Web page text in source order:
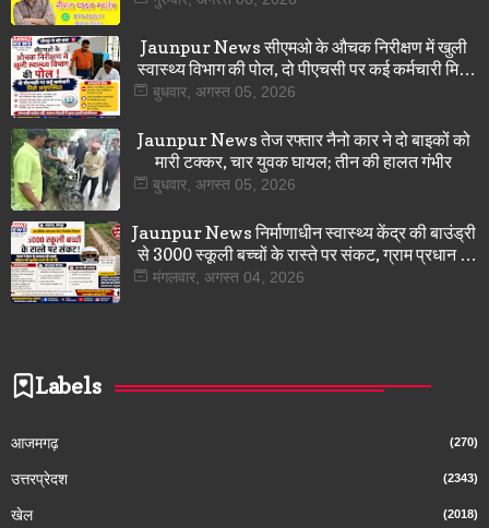
Jaunpur News सीएमओ के औचक निरीक्षण में खुली
स्वास्थ्य विभाग की पोल, दो पीएचसी पर कई कर्मचारी मिले
अनुपस्थित
बुधवार, अगस्त 05, 2026
Jaunpur News तेज रफ्तार नैनो कार ने दो बाइकों को
मारी टक्कर, चार युवक घायल; तीन की हालत गंभीर
बुधवार, अगस्त 05, 2026
Jaunpur News निर्माणाधीन स्वास्थ्य केंद्र की बाउंड्री
से 3000 स्कूली बच्चों के रास्ते पर संकट, ग्राम प्रधान ने
डीएम से लगाई गुहार
मंगलवार, अगस्त 04, 2026
Labels
आजमगढ़ (270)
उत्तरप्रेदश (2343)
खेल (2018)